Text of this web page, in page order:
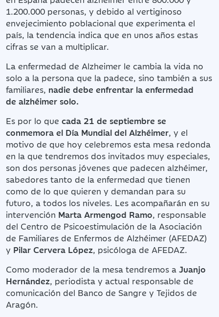
1.200.000 personas, y debido al vertiginoso
envejecimiento poblacional que experimenta el
país, la tendencia indica que en unos años estas
cifras se van a multiplicar.
La enfermedad de Alzheimer le cambia la vida no
solo a la persona que la padece, sino también a sus
familiares, nadie debe enfrentar la enfermedad
de alzhéimer solo.
Es por lo que cada 21 de septiembre se
conmemora el Día Mundial del Alzhéimer, y el
motivo de que hoy celebremos esta mesa redonda
en la que tendremos dos invitados muy especiales,
son dos personas jóvenes que padecen alzhéimer,
sabedores tanto de la enfermedad que tienen
como de lo que quieren y demandan para su
futuro, a todos los niveles. Les acompañarán en su
intervención Marta Armengod Ramo, responsable
del Centro de Psicoestimulación de la Asociación
de Familiares de Enfermos de Alzhéimer (AFEDAZ)
y Pilar Cervera López, psicóloga de AFEDAZ.
Como moderador de la mesa tendremos a Juanjo
Hernández, periodista y actual responsable de
comunicación del Banco de Sangre y Tejidos de
Aragón.